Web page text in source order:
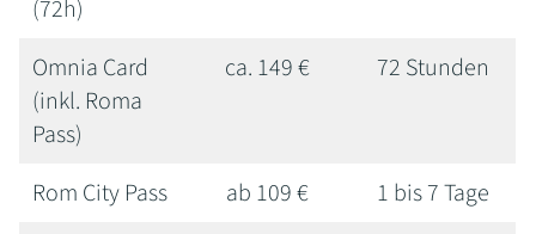
(72h)
Omnia Card
(inkl. Roma
Pass)
ca. 149 € 72 Stunden
Rom City Pass ab 109 €
1 bis 7 Tage